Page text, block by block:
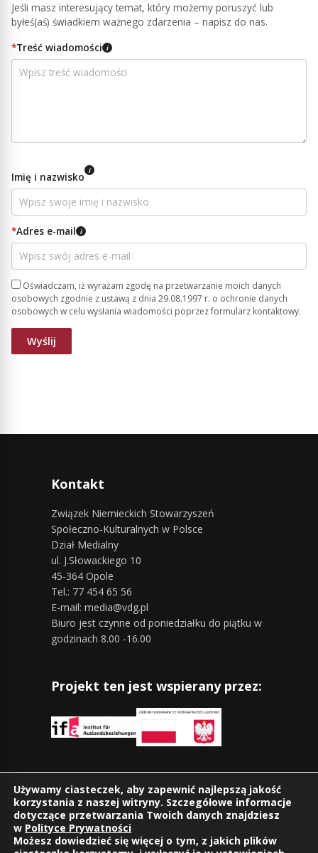
Jeśli masz interesujący temat, który możemy poruszyć lub
byłeś(aś) świadkiem ważnego zdarzenia – napisz do nas.
*Treść wiadomości i
Imię i nazwisko i
*Adres e-mail i
Oświadczam, iż wyrażam zgodę na przetwarzanie moich danych
osobowych zgodnie z ustawą z dnia 29.08.1997 r. o ochronie danych
osobowych w celu wysłania wiadomości poprzez formularz kontaktowy.
Kontakt
Związek Niemieckich Stowarzyszeń
Społeczno-Kulturalnych w Polsce
Dział Medialny
ul. J.Słowackiego 10
45-364 Opole
Tel.: 77 454 65 56
E-mail: media@vdg.pl
Biuro jest czynne od poniedziałku do piątku w
godzinach 8.00 -16.00
Projekt ten jest wspierany przez:
Znajdziesz nas również na:
Używamy ciasteczek, aby zapewnić najlepszą jakość
korzystania z naszej witryny. Szczegółowe informacje
dotyczące przetwarzania Twoich danych znajdziesz
w Polityce Prywatności
Możesz dowiedzieć się więcej o tym, z jakich plików